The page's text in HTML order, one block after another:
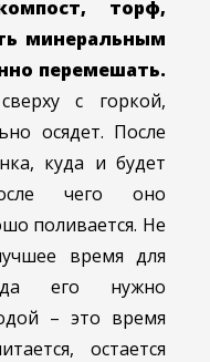
торф,
минеральным
перемешать.
с горкой,
осядет. После
куда и будет
чего оно
поливается. Не
время для
его нужно
– это время
остается